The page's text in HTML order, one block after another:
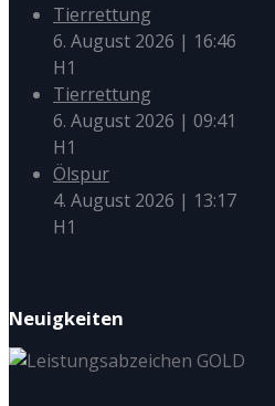
Tierrettung
6. August 2026 | 16:46
H1
Tierrettung
6. August 2026 | 09:41
H1
Ölspur
4. August 2026 | 13:17
H1
Neuigkeiten